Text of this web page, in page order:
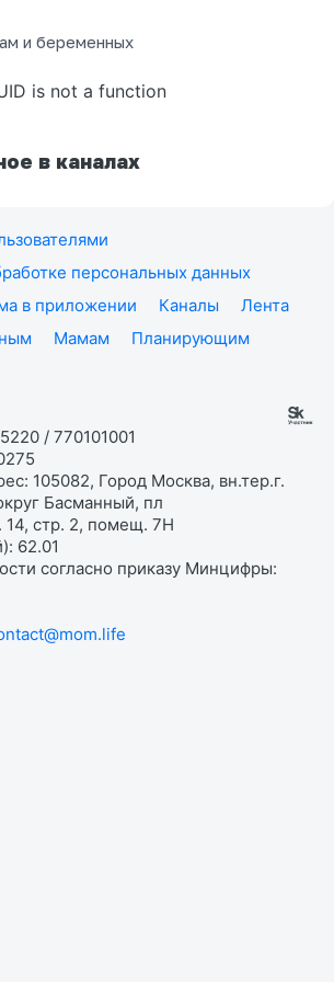
и беременных
is not a function
в каналах
персональных данных
в приложении Каналы
Лента
Мамам
Планирующим
/ 770101001
105082, Город Москва, вн.тер.г.
Басманный, пл
14, стр. 2, помещ. 7Н
62.01
согласно приказу Минцифры: